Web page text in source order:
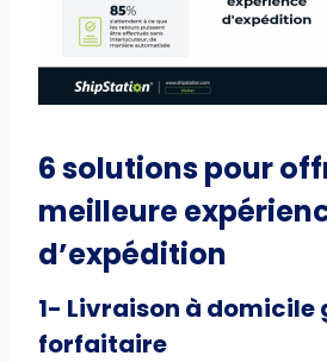
6 solutions pour
meilleure
d’expédition
1- Livraison à domicile
forfaitaire